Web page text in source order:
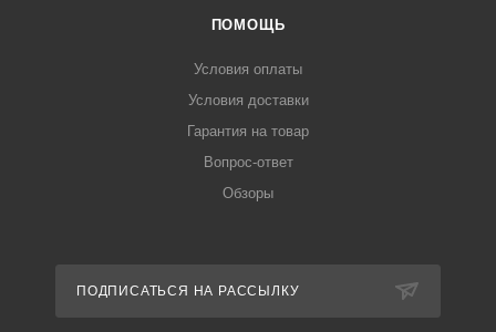
ПОМОЩЬ
Условия оплаты
Условия доставки
Гарантия на товар
Вопрос-ответ
Обзоры
ПОДПИСАТЬСЯ НА РАССЫЛКУ